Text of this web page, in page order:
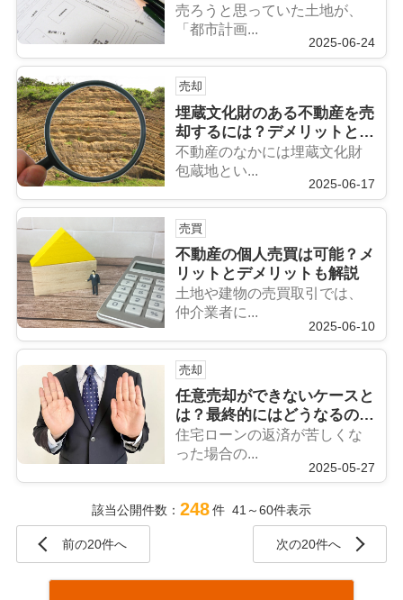
売ろうと思っていた土地が、
「都市計画...
2025-06-24
売却
埋蔵文化財のある不動産を売
却するには？デメリットと売
る方法も解説
不動産のなかには埋蔵文化財
包蔵地とい...
2025-06-17
売買
不動産の個人売買は可能？メ
リットとデメリットも解説
土地や建物の売買取引では、
仲介業者に...
2025-06-10
売却
任意売却ができないケースと
は？最終的にはどうなるのか
も解説
住宅ローンの返済が苦しくな
った場合の...
2025-05-27
該当公開件数： 248件 41～60件表示
前の20件へ 次の20件へ